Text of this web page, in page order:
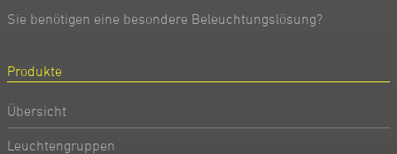
Sie benötigen eine besondere Beleuchtungslösung?
Produkte
Übersicht
Leuchtengruppen